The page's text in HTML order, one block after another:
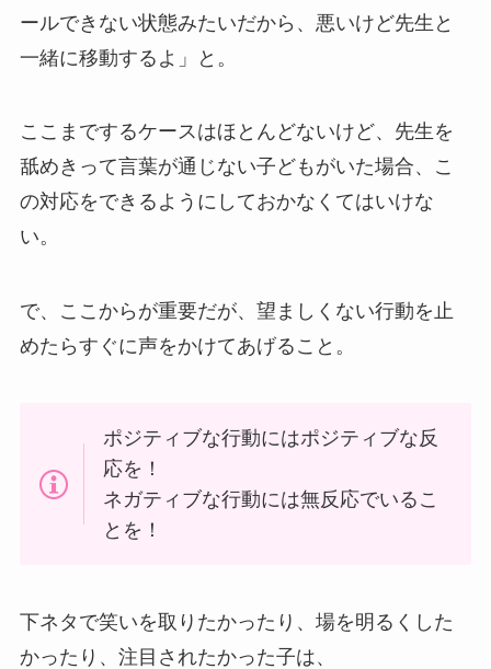
ールできない状態みたいだから、悪いけど先生と
一緒に移動するよ」と。
ここまでするケースはほとんどないけど、先生を
舐めきって言葉が通じない子どもがいた場合、こ
の対応をできるようにしておかなくてはいけな
い。
で、ここからが重要だが、望ましくない行動を止
めたらすぐに声をかけてあげること。
ポジティブな行動にはポジティブな反
応を！
ネガティブな行動には無反応でいるこ
とを！
下ネタで笑いを取りたかったり、場を明るくした
かったり、注目されたかった子は、